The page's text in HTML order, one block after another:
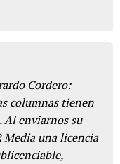
Cordero:
columnas tienen
Al enviarnos su
Media una licencia